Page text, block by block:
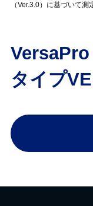
（Ver.3.0）に基づいて測
VersaPro
タイプVE